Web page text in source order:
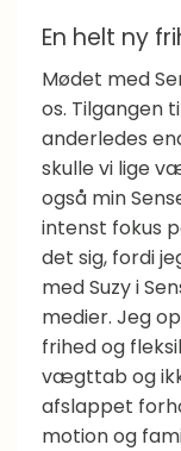
En helt ny
Mødet med
os. Tilgangen
anderledes
skulle vi lige
også min
intenst fokus
det sig, fordi
med Suzy i
medier. Jeg
frihed og
vægttab og
afslappet
motion og